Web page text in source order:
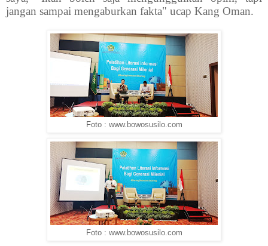
jangan sampai mengaburkan fakta" ucap Kang Oman.
Foto : www.bowosusilo.com
Foto : www.bowosusilo.com